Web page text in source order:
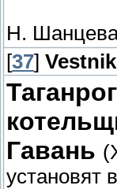
Н.
[37] Vestnik
Гавань
установят